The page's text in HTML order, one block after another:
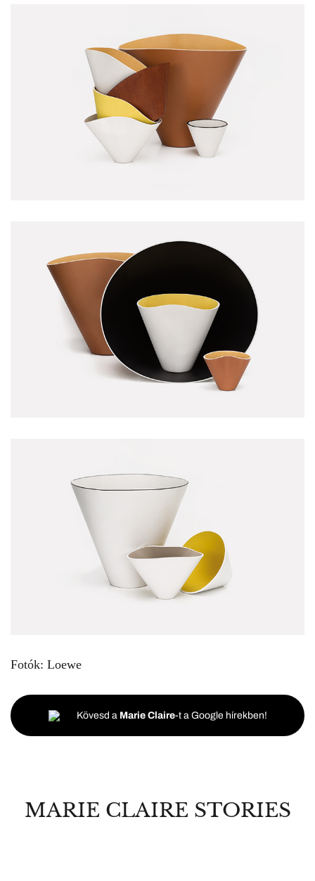
Fotók: Loewe
Kövesd a Marie Claire-t a Google hírekben!
MARIE CLAIRE STORIES